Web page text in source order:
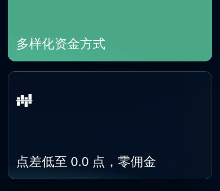
多样化资金方式
点差低至 0.0 点，零佣金